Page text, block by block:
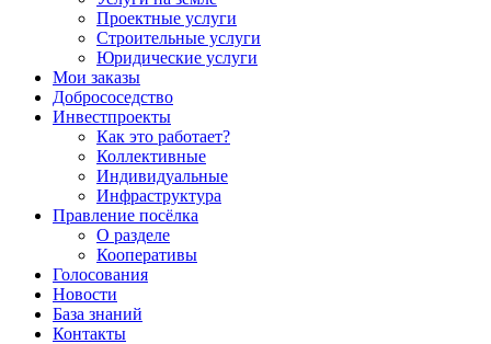
Проектные услуги
Строительные услуги
Юридические услуги
Мои заказы
Добрососедство
Инвестпроекты
Как это работает?
Коллективные
Индивидуальные
Инфраструктура
Правление посёлка
О разделе
Кооперативы
Голосования
Новости
База знаний
Контакты